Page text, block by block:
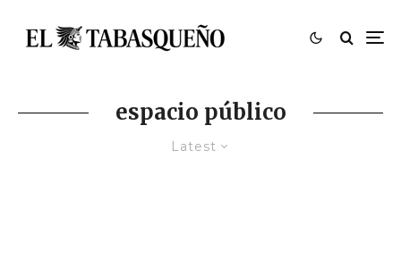
espacio público
Latest